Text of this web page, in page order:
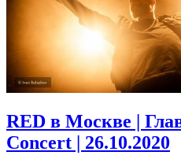
RED в Москве |
Concert | 26.10.2020